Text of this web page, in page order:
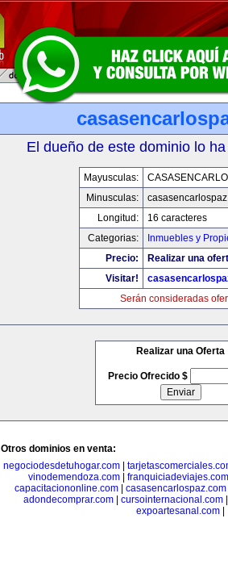
El dueño de este dominio lo
Mayusculas:
Minusculas:
Longitud:
16 caracteres
Categorias:
Inmuebles y
Precio:
Realizar una
Visitar!
Serán consideradas
Realizar una Oferta
Precio Ofrecido $
Otros dominios en venta:
negociodesdetuhogar.com
vinodemendoza.com
franquiciadeviajes.com
capacitaciononline.com
casasencarlospaz.com
adondecomprar.com| cursointernacional.com
expoartesanal.com